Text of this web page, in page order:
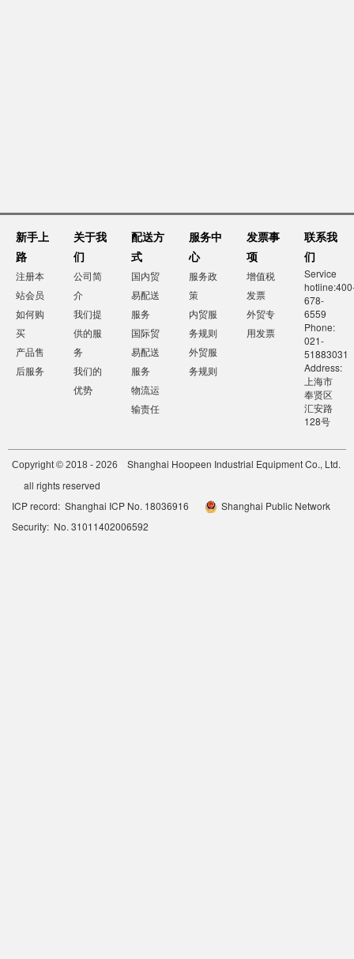
新手上
路
注册本
站会员
如何购
买
产品售
后服务
关于我
们
公司简
介
我们提
供的服
务
我们的
优势
配送方
式
国内贸
易配送
服务
国际贸
易配送
服务
物流运
输责任
服务中
心
服务政
策
内贸服
务规则
外贸服
务规则
发票事
项
增值税
发票
外贸专
用发票
联系我
们
Service
678-
6559
Phone:
021-
51883031
Address:
上海市
奉贤区
汇安路
128号
Copyright © 2018 - 2026 Shanghai Hoopeen Industrial Equipment Co., Ltd.
all rights reserved
ICP record: Shanghai ICP No. 18036916
Shanghai Public Network
Security: No. 31011402006592